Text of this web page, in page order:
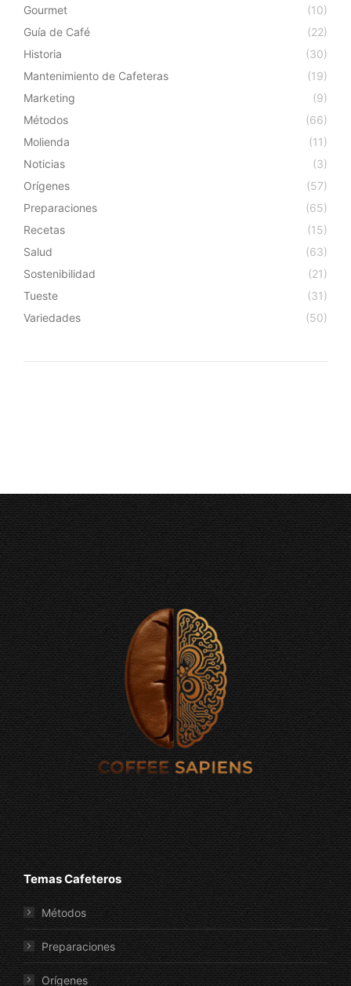
Gourmet
(10)
Guía de Café
(22)
Historia
(30)
Mantenimiento de Cafeteras
(19)
Marketing
(9)
Métodos
(66)
Molienda
(11)
Noticias
(3)
Orígenes
(57)
Preparaciones
(65)
Recetas
(15)
Salud
(63)
Sostenibilidad
(21)
Tueste
(31)
Variedades
(50)
Temas Cafeteros
Métodos
Preparaciones
Orígenes